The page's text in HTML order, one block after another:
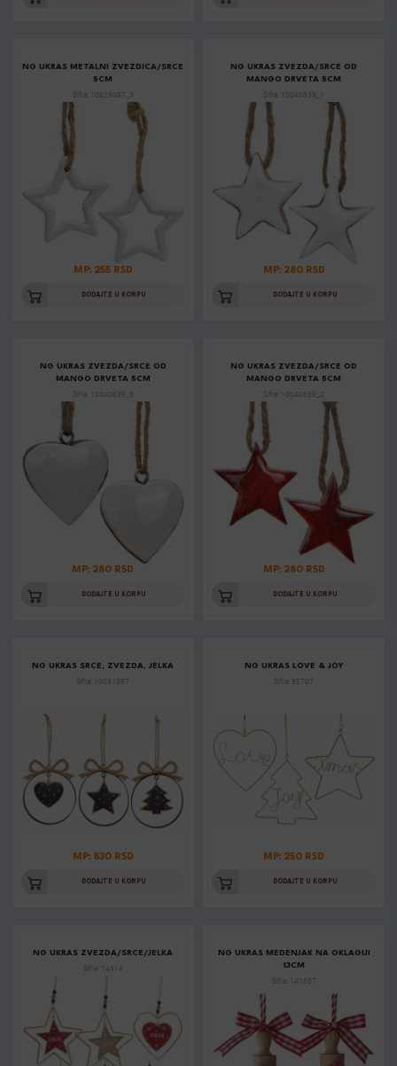
NG UKRAS METALNI ZVEZDICA/SRCE
5CM
Šifra: 10029097_3
MP: 255 RSD
DODAJTE U KORPU
NG UKRAS ZVEZDA/SRCE OD
MANGO DRVETA 5CM
Šifra: 10040639_1
MP: 280 RSD
DODAJTE U KORPU
NG UKRAS ZVEZDA/SRCE OD
MANGO DRVETA 5CM
Šifra: 10040639_3
MP: 280 RSD
DODAJTE U KORPU
NG UKRAS ZVEZDA/SRCE OD
MANGO DRVETA 5CM
Šifra: 10040639_2
MP: 280 RSD
DODAJTE U KORPU
NG UKRAS SRCE, ZVEZDA, JELKA
Šifra: 10031397
MP: 830 RSD
DODAJTE U KORPU
NG UKRAS LOVE & JOY
Šifra: 35707
MP: 250 RSD
DODAJTE U KORPU
NG UKRAS ZVEZDA/SRCE/JELKA
Šifra: 74314
NG UKRAS MEDENJAK NA OKLAGIJI
13CM
Šifra: 141857